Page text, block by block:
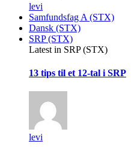
levi
Samfundsfag A (STX)
Dansk (STX)
SRP (STX)
Latest in SRP (STX)
13 tips til et 12-tal i SRP
levi